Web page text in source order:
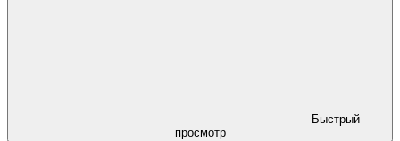
Быстрый
просмотр